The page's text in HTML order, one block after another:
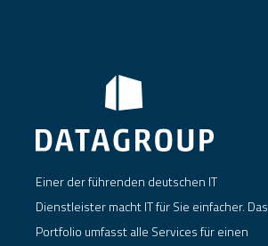
Einer der führenden deutschen IT
Dienstleister macht IT für Sie einfacher. Das
Portfolio umfasst alle Services für einen